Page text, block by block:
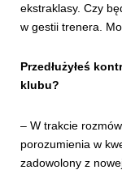
ekstraklasy. Czy
w gestii trenera.
Przedłużyłeś
klubu?
– W trakcie
porozumienia w
zadowolony z